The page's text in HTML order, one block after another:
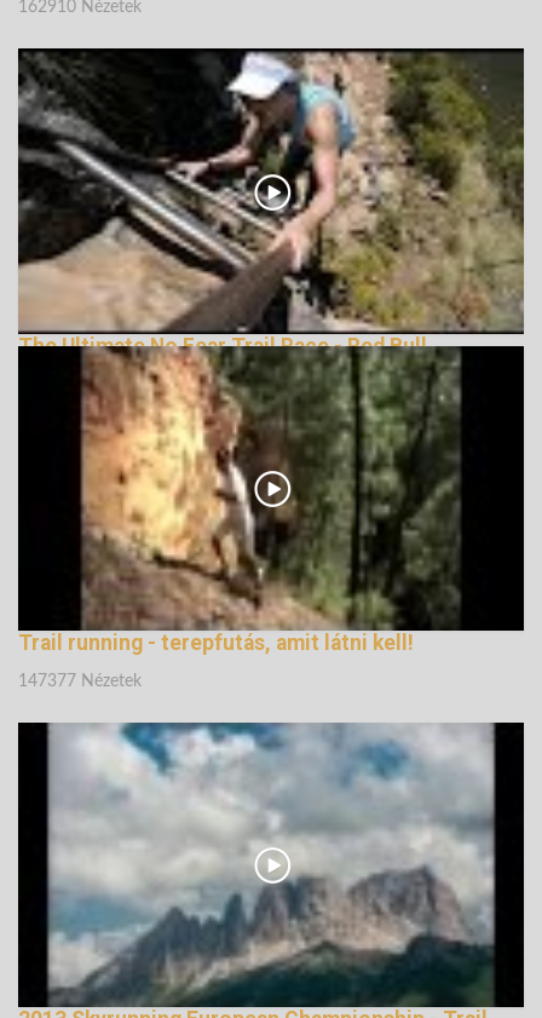
162910 Nézetek
The Ultimate No Fear Trail Race - Red Bull
LionHeart
162197 Nézetek
Trail running - terepfutás, amit látni kell!
147377 Nézetek